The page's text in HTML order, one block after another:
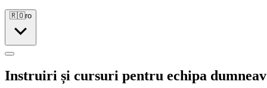
🇷🇴ro
Instruiri și cursuri pentru echipa